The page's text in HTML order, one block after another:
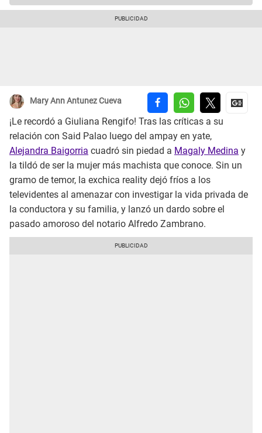
Mary Ann Antunez Cueva
¡Le recordó a Giuliana Rengifo! Tras las críticas a su
relación con Said Palao luego del ampay en yate,
Alejandra Baigorria cuadró sin piedad a Magaly Medina y
la tildó de ser la mujer más machista que conoce. Sin un
gramo de temor, la exchica reality dejó fríos a los
televidentes al amenazar con investigar la vida privada de
la conductora y su familia, y lanzó un dardo sobre el
pasado amoroso del notario Alfredo Zambrano.